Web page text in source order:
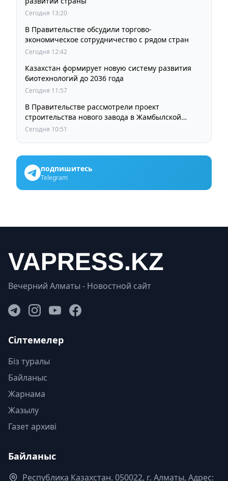
Сегодня 13:20
В Правительстве обсудили торгово-
экономическое сотрудничество с рядом стран
Сегодня 12:42
Казахстан формирует новую систему развития
биотехнологий до 2036 года
Сегодня 11:57
В Правительстве рассмотрели проект
строительства нового завода в Жамбылской
области
Сегодня 10:51
подпишитесь
Telegram
Вечерний Алматы - Новостной сайт
Сілтемелер
Біз туралы
Байланыс
Жарнама
Жазылу
Газет архиві
Байланыс
Республика Казахстан. 050022, г. Алматы, Адрес: